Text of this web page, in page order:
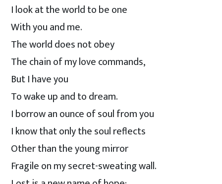
I look at the world to be one
With you and me.
The world does not obey
The chain of my love commands,
But I have you
To wake up and to dream.
I borrow an ounce of soul from you
I know that only the soul reflects
Other than the young mirror
Fragile on my secret-sweating wall.